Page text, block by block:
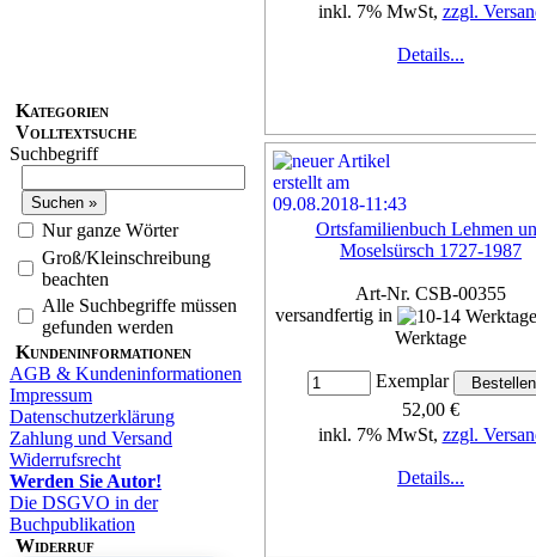
Kategorien
Volltextsuche
Suchbegriff
Nur ganze Wörter
Groß/Kleinschreibung
beachten
Alle Suchbegriffe müssen
gefunden werden
Kundeninformationen
AGB & Kundeninformationen
Impressum
Datenschutzerklärung
Zahlung und Versand
Widerrufsrecht
Werden Sie Autor!
Die DSGVO in der
Buchpublikation
Widerruf
inkl. 7% MwSt, zzgl.
Details...
Ortsfamilienbuch Lehmen
Moselsürsch 1727-1987
Art-Nr. CSB-00355
versandfertig in
Werktage
Exemplar
52,00 €
inkl. 7% MwSt, zzgl.
Details...